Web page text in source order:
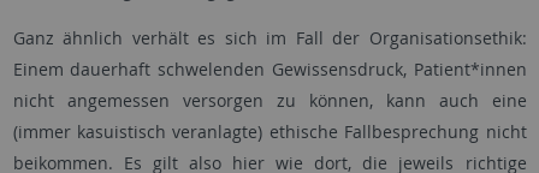
Ganz ähnlich verhält es sich im Fall der Organisationsethik:
Einem dauerhaft schwelenden Gewissensdruck, Patient*innen
nicht angemessen versorgen zu können, kann auch eine
(immer kasuistisch veranlagte) ethische Fallbesprechung nicht
beikommen. Es gilt also hier wie dort, die jeweils richtige